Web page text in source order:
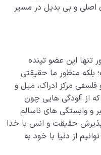
می توانیم از
شخص می شویم یا
آیا درمان قطعی
اصلی و بی بدیل در مسیر
تنها این عضو تپنده
منظور ما حقیقتی
مرکز ادراک، میل و
از آلودگی هایی چون
و وابستگی های ناسالم
حقیقت و انس با خدا
از دنیا با خود به